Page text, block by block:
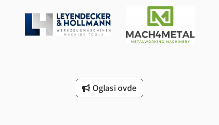
Radujemo se Vašoj poseti. Vaš Markus Hirsch tim
Oglasi ovde